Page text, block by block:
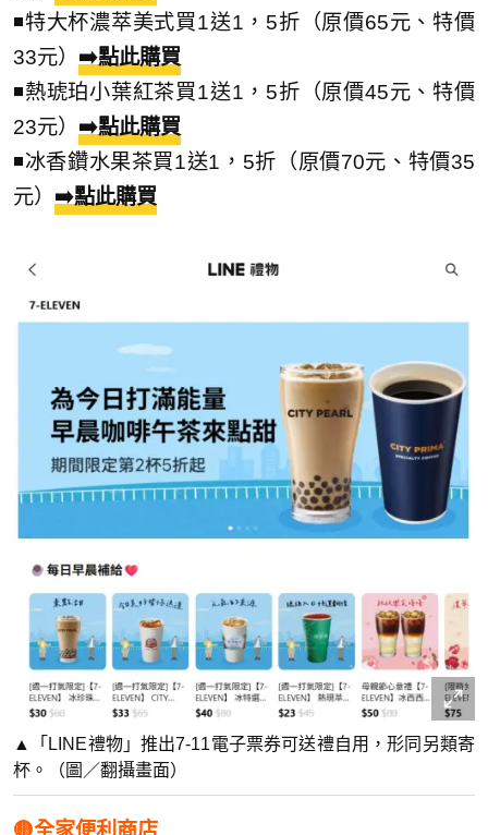
◾特大杯濃萃美式買1送1，5折（原價65元、特價
33元） ➡️點此購買
◾熱琥珀小葉紅茶買1送1，5折（原價45元、特價
23元） ➡️點此購買
◾冰香鑽水果茶買1送1，5折（原價70元、特價35
元） ➡️點此購買
▲「LINE禮物」推出7-11電子票券可送禮自用，形同另類寄
杯。（圖／翻攝畫面）
🟡全家便利商店